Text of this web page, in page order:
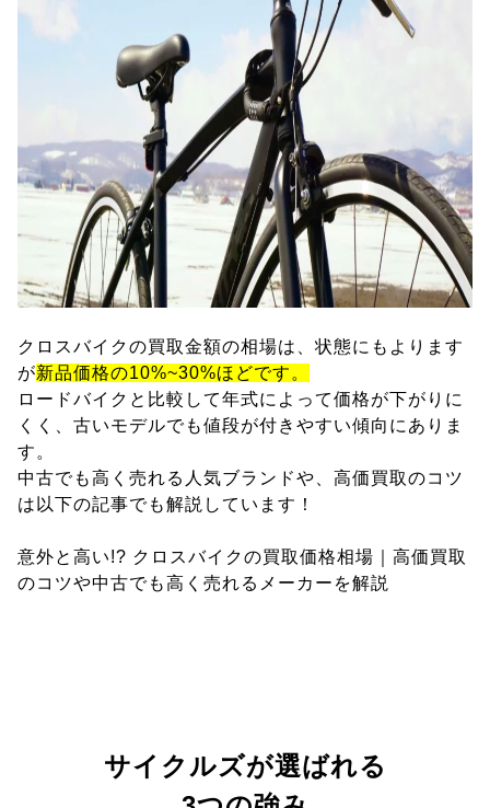
クロスバイクの買取金額の相場は、状態にもよります
が新品価格の10%~30%ほどです。
ロードバイクと比較して年式によって価格が下がりに
くく、古いモデルでも値段が付きやすい傾向にありま
す。
中古でも高く売れる人気ブランドや、高価買取のコツ
は以下の記事でも解説しています！
意外と高い!? クロスバイクの買取価格相場｜高価買取
のコツや中古でも高く売れるメーカーを解説
サイクルズが選ばれる